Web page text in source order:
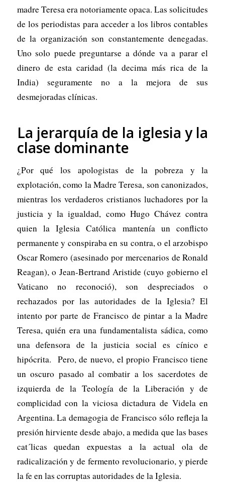
madre Teresa era notoriamente opaca. Las solicitudes
de los periodistas para acceder a los libros contables
de la organización son constantemente denegadas.
Uno solo puede preguntarse a dónde va a parar el
dinero de esta caridad (la decima más rica de la
India) seguramente no a la mejora de sus
desmejoradas clínicas.
La jerarquía de la iglesia y la
clase dominante
¿Por qué los apologistas de la pobreza y la
explotación, como la Madre Teresa, son canonizados,
mientras los verdaderos cristianos luchadores por la
justicia y la igualdad, como Hugo Chávez contra
quien la Iglesia Católica mantenía un conflicto
permanente y conspiraba en su contra, o el arzobispo
Oscar Romero (asesinado por mercenarios de Ronald
Reagan), o Jean-Bertrand Aristide (cuyo gobierno el
Vaticano no reconoció), son despreciados o
rechazados por las autoridades de la Iglesia? El
intento por parte de Francisco de pintar a la Madre
Teresa, quién era una fundamentalista sádica, como
una defensora de la justicia social es cínico e
hipócrita. Pero, de nuevo, el propio Francisco tiene
un oscuro pasado al combatir a los sacerdotes de
izquierda de la Teología de la Liberación y de
complicidad con la viciosa dictadura de Videla en
Argentina. La demagogia de Francisco sólo refleja la
presión hirviente desde abajo, a medida que las bases
cat´licas quedan expuestas a la actual ola de
radicalización y de fermento revolucionario, y pierde
la fe en las corruptas autoridades de la Iglesia.